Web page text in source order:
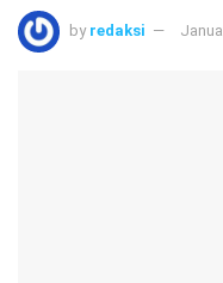
by redaksi